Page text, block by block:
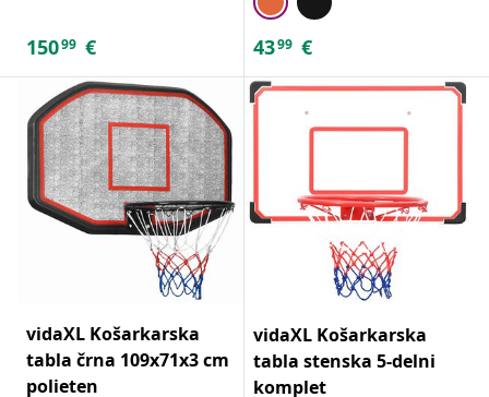
15099 € 4399 €
vidaXL Košarkarska
tabla črna 109x71x3 cm
polieten
vidaXL Košarkarska
tabla stenska 5-delni
komplet